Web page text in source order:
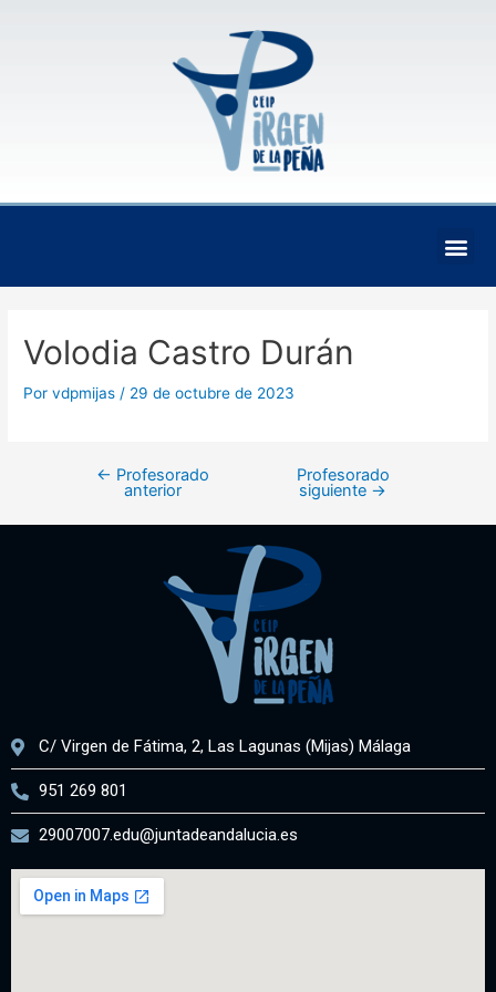
Volodia Castro Durán
Porvdpmijas / 29 de octubre de 2023
← Profesorado
anterior
Profesorado
siguiente →
C/ Virgen de Fátima, 2, Las Lagunas (Mijas) Málaga
951 269 801
29007007.edu@juntadeandalucia.es